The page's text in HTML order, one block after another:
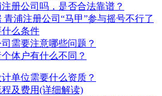
册公司吗，是否合法靠谱？
青浦注册公司“马甲”参与摇号不行了
么条件
需要注意哪些问题？
体户有什么不同？
单位需要什么资质？
及费用(详细解读)